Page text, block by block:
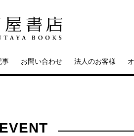
事 お問い合わせ 法人のお客様
EVENT